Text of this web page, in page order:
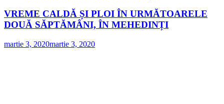
VREME CALDĂ ȘI PLOI ÎN URMĂTOARELE
DOUĂ SĂPTĂMÂNI, ÎN MEHEDINȚI
martie 3, 2020martie 3, 2020